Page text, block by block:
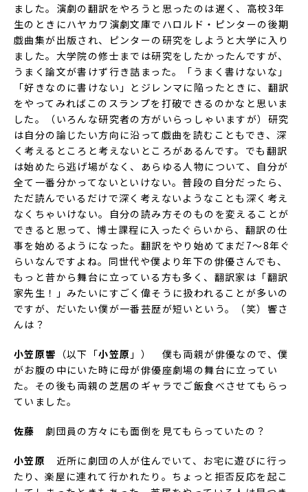
ました。演劇の翻訳をやろうと思ったのは遅く、高校3年
生のときにハヤカワ演劇文庫でハロルド・ピンターの後期
戯曲集が出版され、ピンターの研究をしようと大学に入り
ました。大学院の修士までは研究をしたかったんですが、
うまく論文が書けず行き詰まった。「うまく書けないな」
「好きなのに書けない」とジレンマに陥ったときに、翻訳
をやってみればこのスランプを打破できるのかなと思いま
した。（いろんな研究者の方がいらっしゃいますが）研究
は自分の論じたい方向に沿って戯曲を読むこともでき、深
く考えるところと考えないところがあるんです。でも翻訳
は始めたら逃げ場がなく、あらゆる人物について、自分が
全て一番分かってないといけない。普段の自分だったら、
ただ読んでいるだけで深く考えないようなことも深く考え
なくちゃいけない。自分の読み方そのものを変えることが
できると思って、博士課程に入ったぐらいから、翻訳の仕
事を始めるようになった。翻訳をやり始めてまだ7～8年ぐ
らいなんですよね。同世代や僕より年下の俳優さんでも、
もっと昔から舞台に立っている方も多く、翻訳家は「翻訳
家先生！」みたいにすごく偉そうに扱われることが多いの
ですが、だいたい僕が一番芸歴が短いという。（笑）響さ
んは？
小笠原響 （以下「小笠原 」） 僕も両親が俳優なので、僕
がお腹の中にいた時に母が俳優座劇場の舞台に立ってい
た。その後も両親の芝居のギャラでご飯食べさせてもらっ
ていました。
佐藤 劇団員の方々にも面倒を見てもらっていたの？
小笠原
近所に劇団の人が住んでいて、お宅に遊びに行っ
たり、楽屋に連れて行かれたり。ちょっと拒否反応を起こ